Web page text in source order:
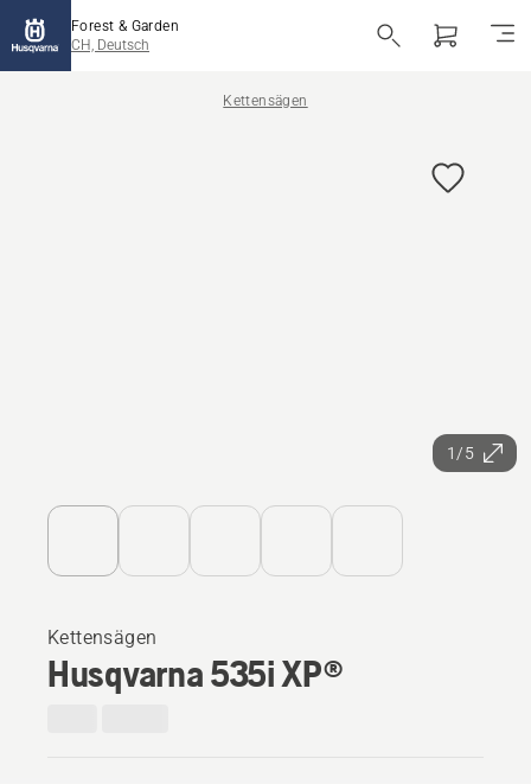
Forest & Garden
CH, Deutsch
Kettensägen
1/5
Kettensägen
Husqvarna 535i XP®